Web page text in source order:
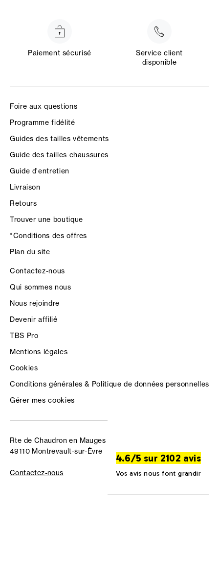
Paiement sécurisé
Service client
disponible
Foire aux questions
Programme fidélité
Guides des tailles vêtements
Guide des tailles chaussures
Guide d'entretien
Livraison
Retours
Trouver une boutique
*Conditions des offres
Plan du site
Contactez-nous
Qui sommes nous
Nous rejoindre
Devenir affilié
TBS Pro
Mentions légales
Cookies
Conditions générales & Politique de données personnelles
Gérer mes cookies
Rte de Chaudron en Mauges
49110 Montrevault-sur-Èvre
Contactez-nous
4.6/5 sur 2102 avis
Vos avis nous font grandir